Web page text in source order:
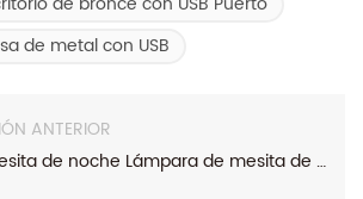
de metal con USB
ANTERIOR
bronce mesita de noche Lámpara de mesita de noche con USB Puerto de carga y toma de corriente